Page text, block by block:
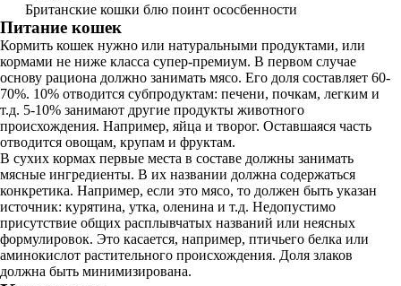
Британские кошки блю поинт ососбенности
Питание кошек
Кормить кошек нужно или натуральными продуктами, или
кормами не ниже класса супер-премиум. В первом случае
основу рациона должно занимать мясо. Его доля составляет 60-
70%. 10% отводится субпродуктам: печени, почкам, легким и
т.д. 5-10% занимают другие продукты животного
происхождения. Например, яйца и творог. Оставшаяся часть
отводится овощам, крупам и фруктам.
В сухих кормах первые места в составе должны занимать
мясные ингредиенты. В их названии должна содержаться
конкретика. Например, если это мясо, то должен быть указан
источник: курятина, утка, оленина и т.д. Недопустимо
присутствие общих расплывчатых названий или неясных
формулировок. Это касается, например, птичьего белка или
аминокислот растительного происхождения. Доля злаков
должна быть минимизирована.